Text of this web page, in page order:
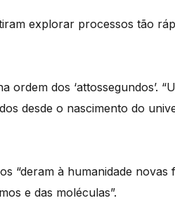
explorar processos tão
dos ‘attossegundos’.
desde o nascimento do
“deram à humanidade
e das moléculas”.